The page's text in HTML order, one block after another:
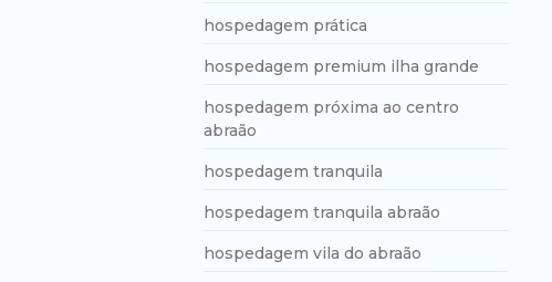
hospedagem prática
hospedagem premium ilha grande
hospedagem próxima ao centro
abraão
hospedagem tranquila
hospedagem tranquila abraão
hospedagem vila do abraão